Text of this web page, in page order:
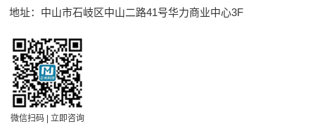
地址：中山市石岐区中山二路41号华力商业中心3F
微信扫码 | 立即咨询